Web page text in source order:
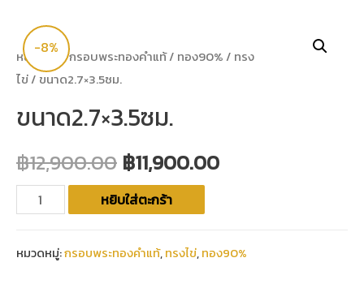
-8%
หน้าหลัก /กรอบพระทองคำแท้/ ทอง90% / ทรง
ไข่/ ขนาด2.7×3.5ซม.
ขนาด2.7×3.5ซม.
฿12,900.00 ฿11,900.00
หยิบใส่ตะกร้า
หมวดหมู่:กรอบพระทองคำแท้,ทรงไข่,ทอง90%